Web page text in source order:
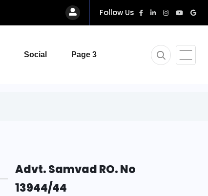
Follow Us
Social Page 3
Advt. Samvad RO. No
13944/44